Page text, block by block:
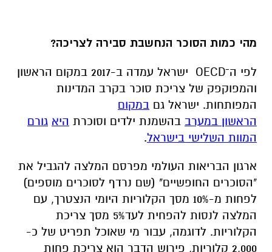
מהי כמות הסוכר הנחשבת סבירה לצריכה?
לפי ה־OECD ישראל עמדה ב-2017 במקום הראשון
והמפוקפק של צריכת סוכר בקרב המדינות
המפותחות. ישראל גם במקום
הראשון במערב בהשמנת ילדים וסוכרת היא גורם
המוות השלישי בישראל.
ארגון הבריאות העולמי מפרסם המלצה להגביל את
"הסוכרים החופשיים" (שם נרדף לסוכרים מוספים)
לפחות מ-10% מסך הקלוריות היומי הנצטרך, עם
המלצה לנסות להפחית לעד5% מסך צריכת
2,000 קלוריות, פירוש הדבר הוא צריכת פחות